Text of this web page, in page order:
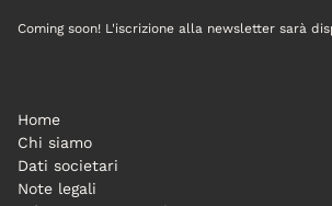
Coming soon! L'iscrizione alla newsletter sarà
Home
Chi siamo
Dati societari
Note legali